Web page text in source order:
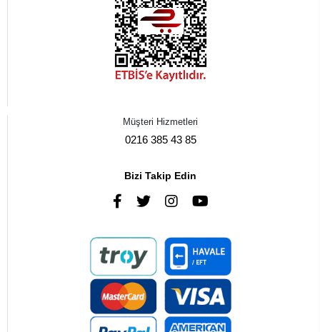
Müşteri Hizmetleri
0216 385 43 85
Bizi Takip Edin